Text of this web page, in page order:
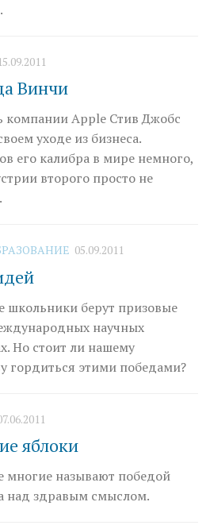
Винчи
компании Apple Стив Джобс
уходе из бизнеса.
его калибра в мире немного,
второго просто не
05.09.2011
школьники берут призовые
научных
Но стоит ли нашему
гордиться этими победами?
яблоки
многие называют победой
над здравым смыслом.